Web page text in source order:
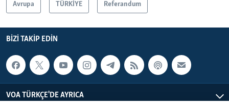
Avrupa TÜRKİYE Referandum
BIZI TAKIP EDIN
VOA TÜRKÇE'DE AYRICA